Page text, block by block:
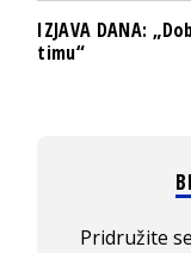
IZJAVA DANA:
timu“
Pridružite